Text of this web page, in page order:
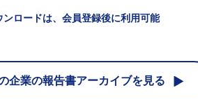
ロードは、会員登録後に利用可能
企業の報告書アーカイブを見る